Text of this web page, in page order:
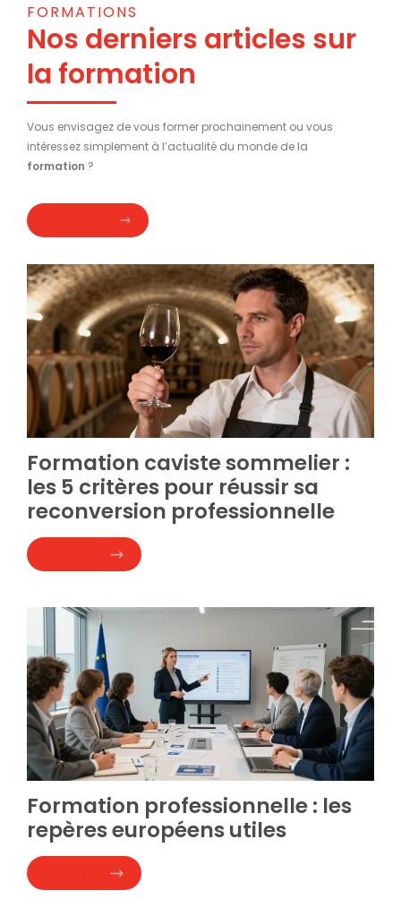
FORMATIONS
Nos derniers articles sur
la formation
Vous envisagez de vous former prochainement ou vous
intéressez simplement à l’actualité du monde de la
formation ?
Formation caviste sommelier :
les 5 critères pour réussir sa
reconversion professionnelle
Formation professionnelle : les
repères européens utiles